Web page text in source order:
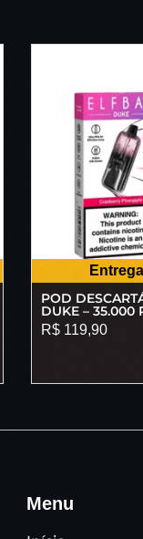
POD
DUKE – 35.000
R$ 119,90
Menu